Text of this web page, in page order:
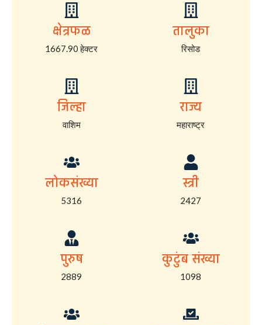
क्षेत्रफळ
1667.90 हेक्टर
तालुका
रिसोड
जिल्हा
वाशिम
राज्य
महाराष्ट्र
लोकसंख्या
5316
स्त्री
2427
पुरुष
2889
कुटुंब संख्या
1098